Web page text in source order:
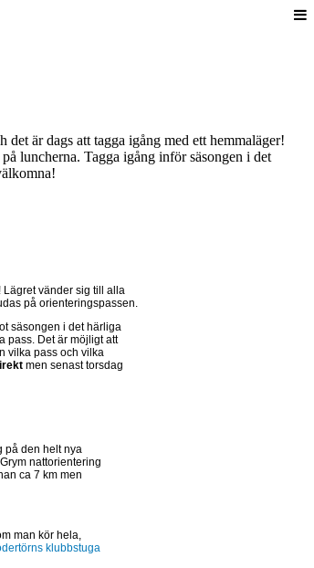
det är dags att tagga igång med ett hemmaläger!
luncherna. Tagga igång inför säsongen i det
vänder sig till alla
på orienteringspassen.
säsongen i det härliga
pass. Det är möjligt att
vilka pass och vilka
men senast torsdag
på den helt nya
nattorientering
ca 7 km men
man kör hela,
klubbstuga